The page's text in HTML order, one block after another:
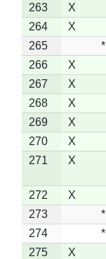
263
X
264
X
265
*
266
X
267
X
268
X
269
X
270
X
271
X
272 X
273
*
274
*
275
X